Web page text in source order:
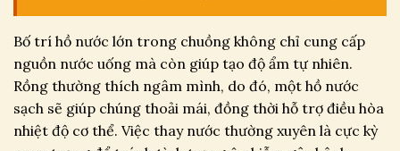
Bố trí hồ nước lớn trong chuồng không chỉ cung cấp
nguồn nước uống mà còn giúp tạo độ ẩm tự nhiên.
Rồng thường thích ngâm mình, do đó, một hồ nước
sạch sẽ giúp chúng thoải mái, đồng thời hỗ trợ điều hòa
nhiệt độ cơ thể. Việc thay nước thường xuyên là cực kỳ